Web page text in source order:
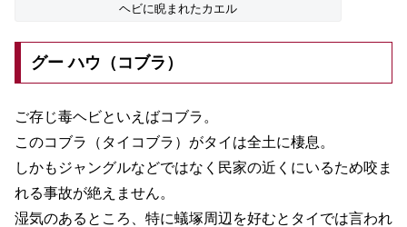
ヘビに睨まれたカエル
グー ハウ（コブラ）
ご存じ毒ヘビといえばコブラ。
このコブラ（タイコブラ）がタイは全土に棲息。
しかもジャングルなどではなく民家の近くにいるため咬ま
れる事故が絶えません。
湿気のあるところ、特に蟻塚周辺を好むとタイでは言われ